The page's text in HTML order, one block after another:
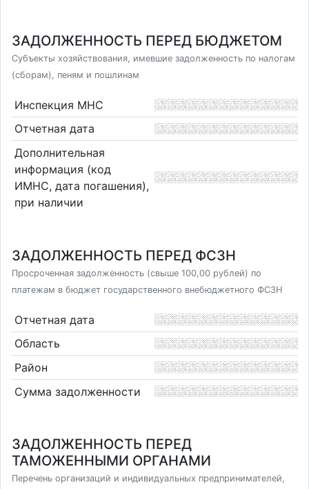
ЗАДОЛЖЕННОСТЬ ПЕРЕД БЮДЖЕТОМ
Субъекты хозяйствования, имевшие задолженность по налогам
(сборам), пеням и пошлинам
Инспекция МНС
Отчетная дата
Дополнительная
информация (код
ИМНС, дата погашения),
при наличии
ЗАДОЛЖЕННОСТЬ ПЕРЕД ФСЗН
Просроченная задолженность (свыше 100,00 рублей) по
платежам в бюджет государственного внебюджетного ФСЗН
Отчетная дата
Область
Район
Сумма задолженности
ЗАДОЛЖЕННОСТЬ ПЕРЕД
ТАМОЖЕННЫМИ ОРГАНАМИ
Перечень организаций и индивидуальных предпринимателей,